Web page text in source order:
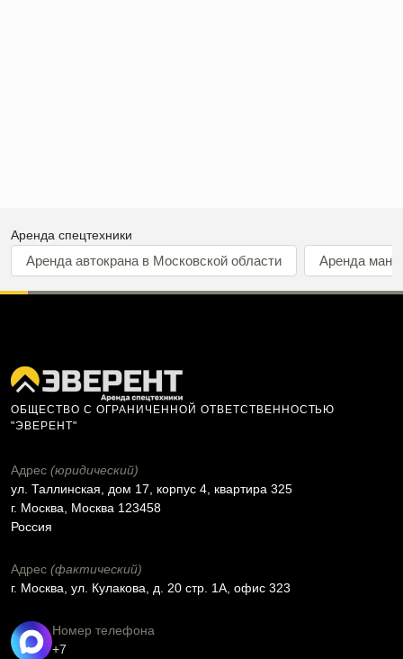
Аренда спецтехники
Аренда автокрана в Московской области Аренда
ОБЩЕСТВО С ОГРАНИЧЕННОЙ ОТВЕТСТВЕННОСТЬЮ
"ЭВЕРЕНТ"
Адрес (юридический)
ул. Таллинская, дом 17, корпус 4, квартира 325
г. Москва, Москва 123458
Россия
Адрес (фактический)
г. Москва, ул. Кулакова, д. 20 стр. 1А, офис 323
Номер телефона
+7